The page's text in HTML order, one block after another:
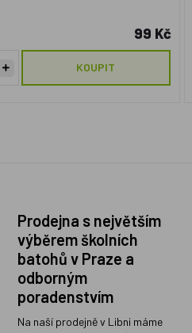
99 Kč
KOUPIT
Prodejna s největším
výběrem školních
batohů v Praze a
odborným
poradenstvím
Na naší prodejně v Libni máme